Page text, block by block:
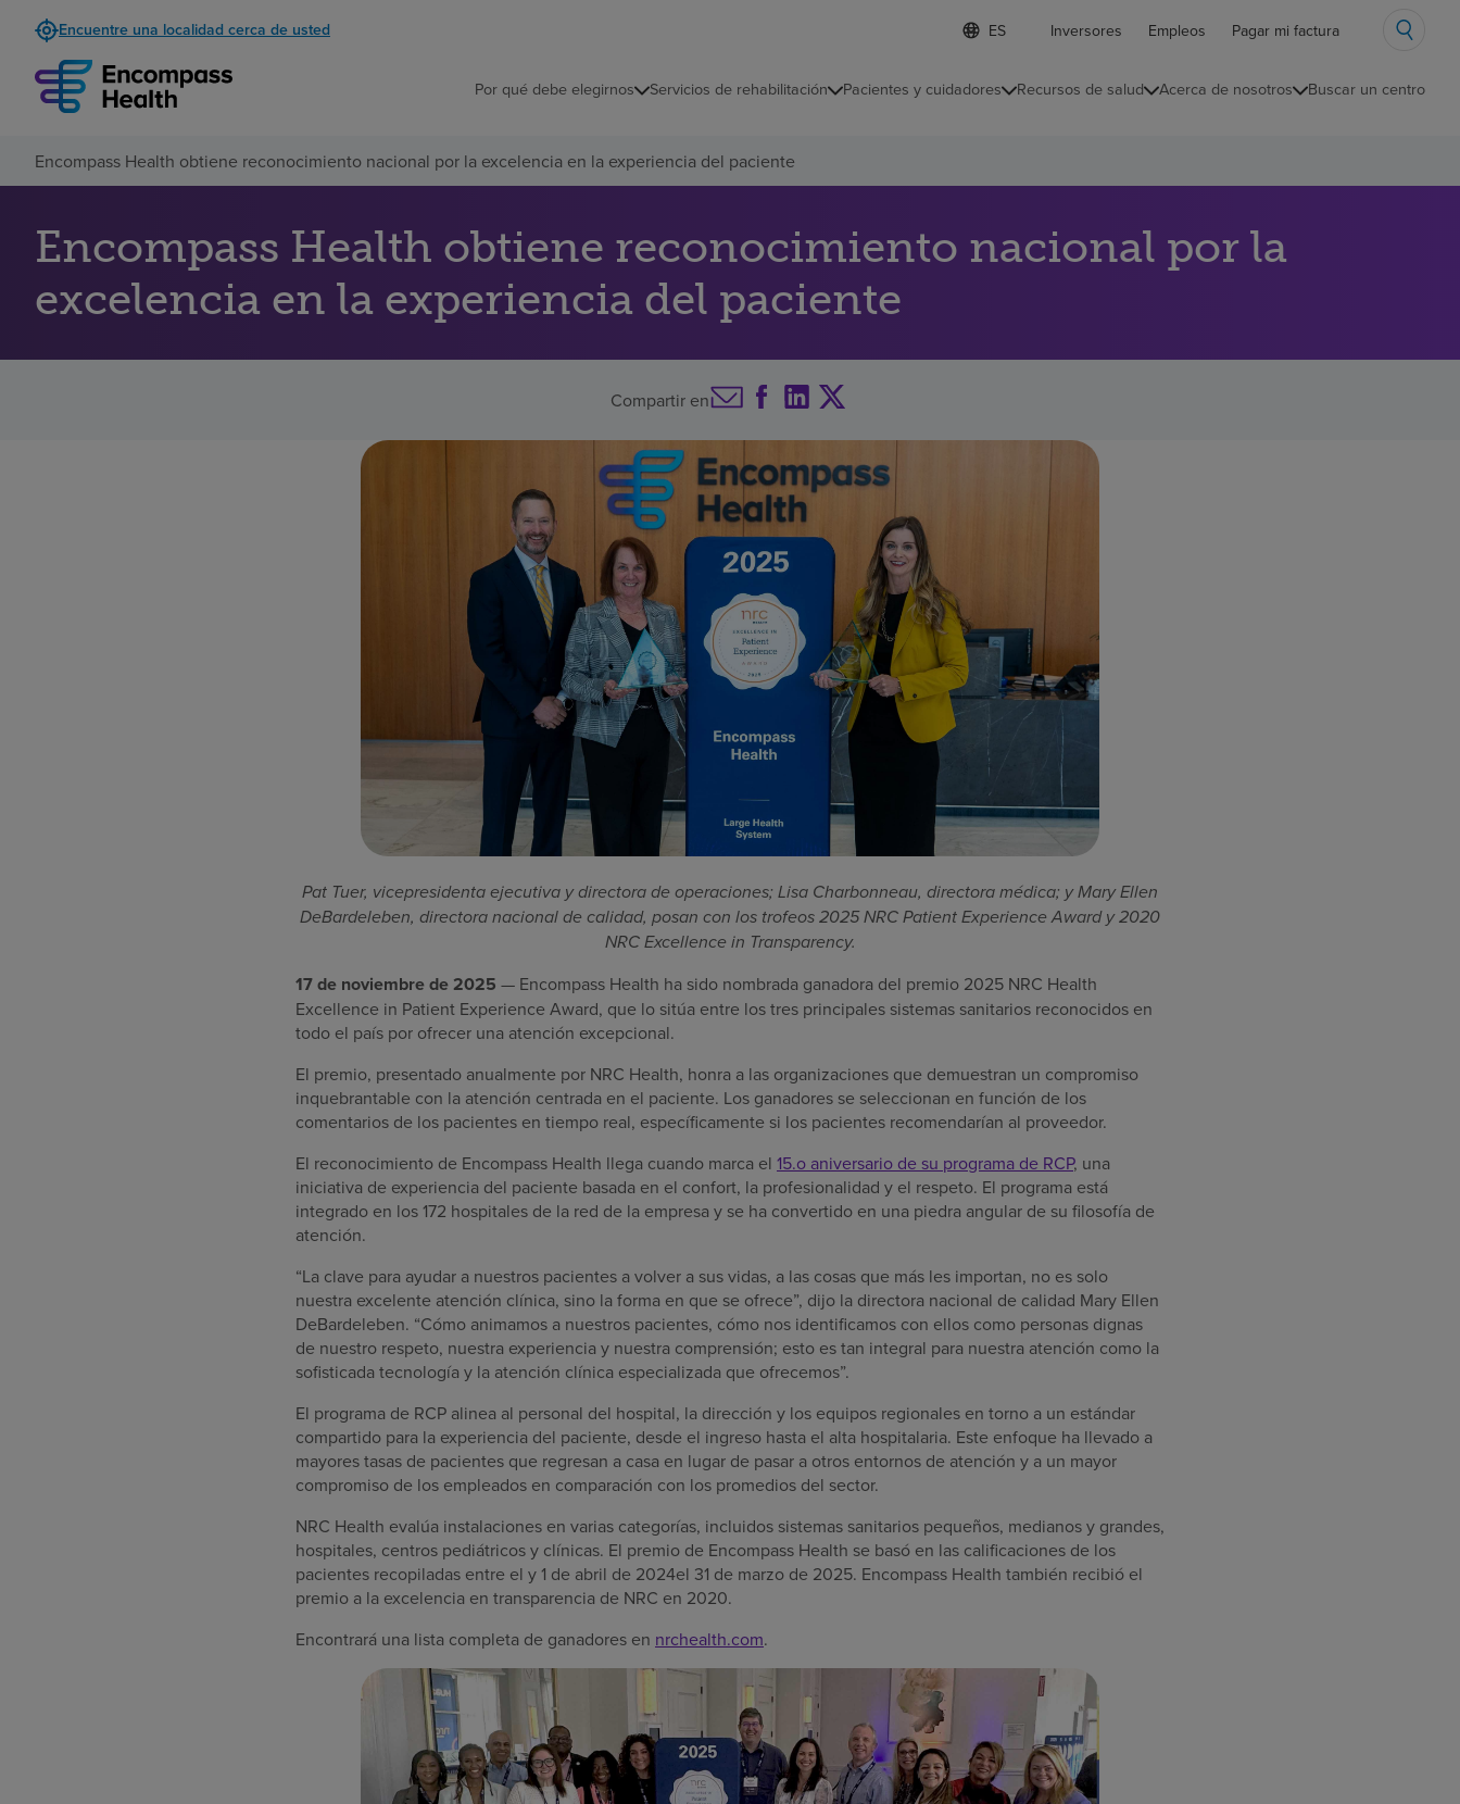
Encuentre una localidad cerca de usted
Lista
de
contraída
d
o
m
l
Inversores Empleos Pagar mi factura
Por qué debe elegirnos Servicios de rehabilitación Pacientes y cuidadores Recursos de salud Acerca de nosotros Buscar un centro
Encompass Health obtiene reconocimiento nacional por la excelencia en la experiencia del paciente
Encompass Health obtiene reconocimiento nacional por la
excelencia en la experiencia del paciente
Compartir en
Pat Tuer, vicepresidenta ejecutiva y directora de operaciones; Lisa Charbonneau, directora médica; y Mary Ellen
DeBardeleben, directora nacional de calidad, posan con los trofeos 2025 NRC Patient Experience Award y 2020
NRC Excellence in Transparency.
17 de noviembre de 2025 — Encompass Health ha sido nombrada ganadora del premio 2025 NRC Health
Excellence in Patient Experience Award, que lo sitúa entre los tres principales sistemas sanitarios reconocidos en
todo el país por ofrecer una atención excepcional.
El premio, presentado anualmente por NRC Health, honra a las organizaciones que demuestran un compromiso
inquebrantable con la atención centrada en el paciente. Los ganadores se seleccionan en función de los
comentarios de los pacientes en tiempo real, específicamente si los pacientes recomendarían al proveedor.
El reconocimiento de Encompass Health llega cuando marca el 15.o aniversario de su programa de RCP, una
iniciativa de experiencia del paciente basada en el confort, la profesionalidad y el respeto. El programa está
integrado en los 172 hospitales de la red de la empresa y se ha convertido en una piedra angular de su filosofía de
atención.
“La clave para ayudar a nuestros pacientes a volver a sus vidas, a las cosas que más les importan, no es solo
nuestra excelente atención clínica, sino la forma en que se ofrece”, dijo la directora nacional de calidad Mary Ellen
DeBardeleben. “Cómo animamos a nuestros pacientes, cómo nos identificamos con ellos como personas dignas
de nuestro respeto, nuestra experiencia y nuestra comprensión; esto es tan integral para nuestra atención como la
sofisticada tecnología y la atención clínica especializada que ofrecemos”.
El programa de RCP alinea al personal del hospital, la dirección y los equipos regionales en torno a un estándar
compartido para la experiencia del paciente, desde el ingreso hasta el alta hospitalaria. Este enfoque ha llevado a
mayores tasas de pacientes que regresan a casa en lugar de pasar a otros entornos de atención y a un mayor
compromiso de los empleados en comparación con los promedios del sector.
NRC Health evalúa instalaciones en varias categorías, incluidos sistemas sanitarios pequeños, medianos y grandes,
hospitales, centros pediátricos y clínicas. El premio de Encompass Health se basó en las calificaciones de los
pacientes recopiladas entre el y 1 de abril de 2024el 31 de marzo de 2025. Encompass Health también recibió el
premio a la excelencia en transparencia de NRC en 2020.
Encontrará una lista completa de ganadores en nrchealth.com.